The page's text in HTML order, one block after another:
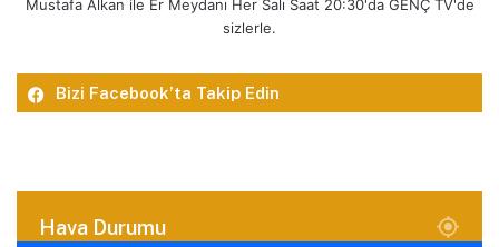
Mustafa Alkan ile Er Meydanı Her Salı Saat 20:30'da GENÇ TV'de
sizlerle.
Bizi Facebook’ta Takip Edin
Hava Durumu